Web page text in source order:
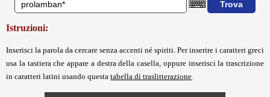
Istruzioni:
Inserisci la parola da cercare senza accenti né spiriti. Per inserire i caratteri greci
usa la tastiera che appare a destra della casella, oppure inserisci la trascrizione
in caratteri latini usando questa tabella di traslitterazione